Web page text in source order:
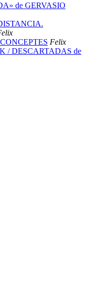
de GERVASIO
Felix
/ DESCARTADAS de